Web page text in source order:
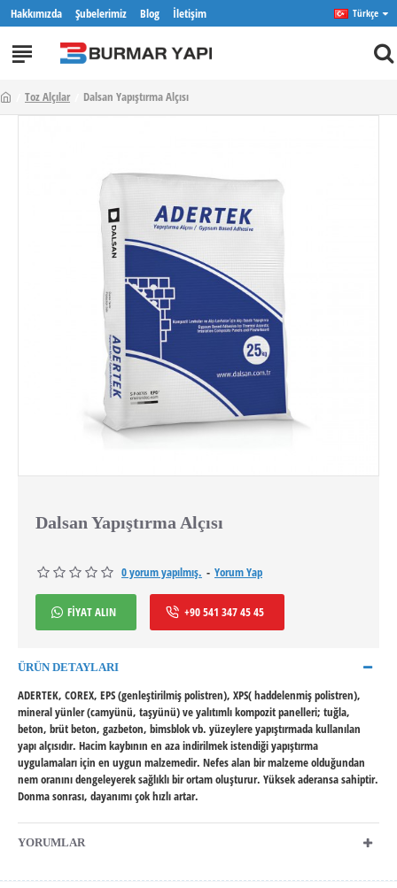
Hakkımızda Şubelerimiz Blog İletişim Türkçe
Toz Alçılar Dalsan Yapıştırma Alçısı
Dalsan Yapıştırma Alçısı
0 yorum yapılmış. - Yorum Yap
FİYAT ALIN +90 541 347 45 45
ÜRÜN DETAYLARI
ADERTEK, COREX, EPS (genleştirilmiş polistren), XPS( haddelenmiş polistren),
mineral yünler (camyünü, taşyünü) ve yalıtımlı kompozit panelleri; tuğla,
beton, brüt beton, gazbeton, bimsblok vb. yüzeylere yapıştırmada kullanılan
yapı alçısıdır. Hacim kaybının en aza indirilmek istendiği yapıştırma
uygulamaları için en uygun malzemedir. Nefes alan bir malzeme olduğundan
nem oranını dengeleyerek sağlıklı bir ortam oluşturur. Yüksek aderansa sahiptir.
Donma sonrası, dayanımı çok hızlı artar.
YORUMLAR